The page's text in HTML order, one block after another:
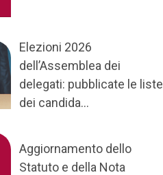
Elezioni 2026
dell’Assemblea dei
delegati: pubblicate le liste
dei candida...
Aggiornamento dello
Statuto e della Nota